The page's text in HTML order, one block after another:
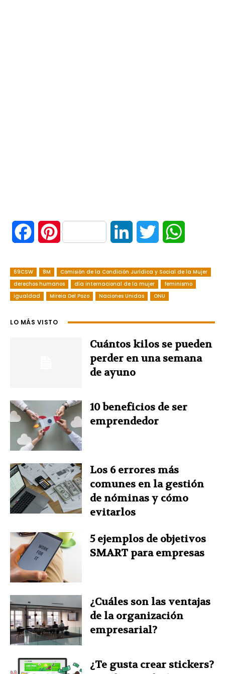
c
e
b
P
n
t
t
n
k
e
d
I
i
t
t
e
r
a
s
A
p
69CSW 8M
Comisión de la Condición Jurídica y Social de la Mujer
derechos humanos
día internacional de la mujer
feminismo
igualdad
Mireia Del Pozo Naciones Unidas ONU
LO MÁS VISTO
Cuántos kilos se pueden
perder en una semana
de ayuno
10 beneficios de ser
emprendedor
Los 6 errores más
comunes en la gestión
de nóminas y cómo
evitarlos
5 ejemplos de objetivos
SMART para empresas
¿Cuáles son las ventajas
de la organización
empresarial?
¿Te gusta crear stickers?